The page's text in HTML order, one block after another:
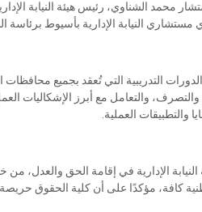
محمد الشناوي، رئيس هيئة النيابة
مستشاري النيابة الإدارية بأسيوط برئاسة
التدريبية التي تُعقد بجميع
والتعامل مع أبرز الإشكاليات
العملية.
الإدارية في إقامة الحق والعدل،
كافة، مؤكدًا على أن كلية الحقوق